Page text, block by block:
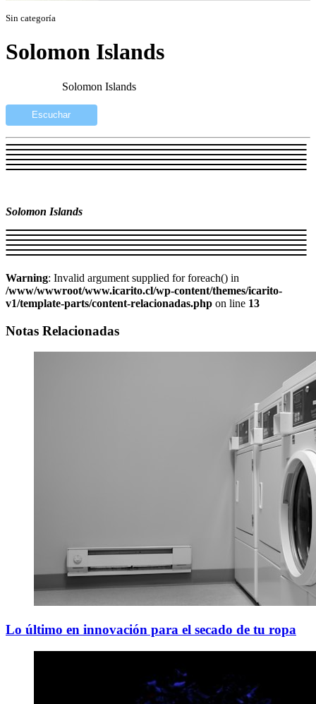
Sin categoría
Solomon Islands
Solomon Islands
Escuchar
Solomon Islands
Warning: Invalid argument supplied for foreach() in
/www/wwwroot/www.icarito.cl/wp-content/themes/icarito-
v1/template-parts/content-relacionadas.php on line 13
Notas Relacionadas
Lo último en innovación para el secado de tu ropa